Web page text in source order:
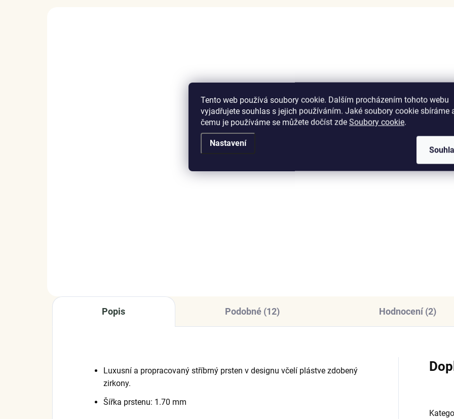
Tento web používá soubory cookie. Dalším procházením tohoto webu
vyjadřujete souhlas s jejich používáním. Jaké soubory cookie sbíráme
čemu je používáme se můžete dočíst zde Soubory cookie.
Nastavení
Elenys stříbrný náramek
Elenys stříbrný
Popis Podobné (12) Hodnocení (2)
Luxusní a propracovaný stříbrný prsten v designu včelí plástve zdobený
zirkony.
Šířka prstenu: 1.70 mm